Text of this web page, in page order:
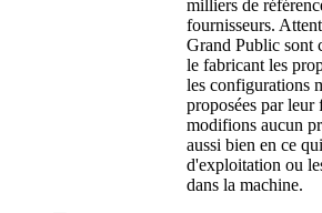
milliers de
fournisseurs.
Grand Public sont
le fabricant les
les configurations
proposées par
modifions aucun
aussi bien en ce
d'exploitation ou
dans la machine.